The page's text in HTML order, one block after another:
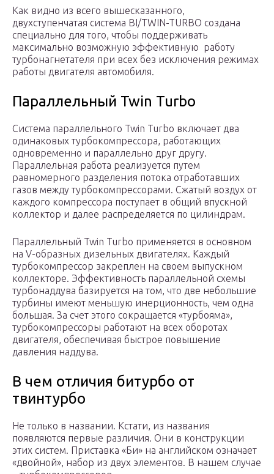
Как видно из всего вышесказанного,
двухступенчатая система BI/TWIN-TURBO создана
специально для того, чтобы поддерживать
максимально возможную эффективную работу
турбонагнетателя при всех без исключения режимах
работы двигателя автомобиля.
Параллельный Twin Turbo
Система параллельного Twin Turbo включает два
одинаковых турбокомпрессора, работающих
одновременно и параллельно друг другу.
Параллельная работа реализуется путем
равномерного разделения потока отработавших
газов между турбокомпрессорами. Сжатый воздух от
каждого компрессора поступает в общий впускной
коллектор и далее распределяется по цилиндрам.
Параллельный Twin Turbo применяется в основном
на V-образных дизельных двигателях. Каждый
турбокомпрессор закреплен на своем выпускном
коллекторе. Эффективность параллельной схемы
турбонаддува базируется на том, что две небольшие
турбины имеют меньшую инерционность, чем одна
большая. За счет этого сокращается «турбояма»,
турбокомпрессоры работают на всех оборотах
двигателя, обеспечивая быстрое повышение
давления наддува.
В чем отличия битурбо от
твинтурбо
Не только в названии. Кстати, из названия
появляются первые различия. Они в конструкции
этих систем. Приставка «Би» на английском означает
«двойной», набор из двух элементов. В нашем случае